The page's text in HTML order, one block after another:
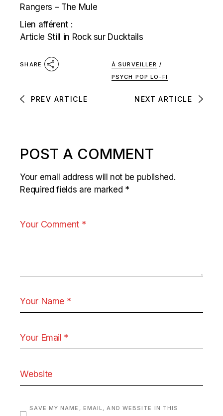
Rangers – The Mule
Lien afférent :
Article Still in Rock sur Ducktails
SHARE À SURVEILLER /
PSYCH POP LO-FI
PREV ARTICLE NEXT ARTICLE
POST A COMMENT
Your email address will not be published.
Required fields are marked *
SAVE MY NAME, EMAIL, AND WEBSITE IN THIS